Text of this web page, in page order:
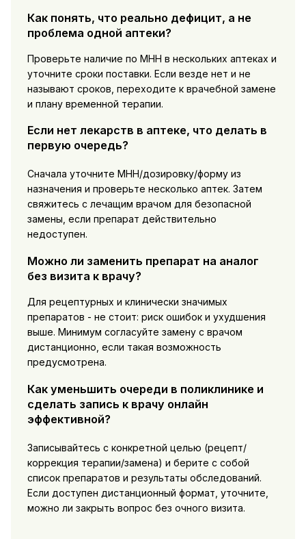
Как понять, что реально дефицит, а не
проблема одной аптеки?
Проверьте наличие по МНН в нескольких аптеках и
уточните сроки поставки. Если везде нет и не
называют сроков, переходите к врачебной замене
и плану временной терапии.
Если нет лекарств в аптеке, что делать в
первую очередь?
Сначала уточните МНН/дозировку/форму из
назначения и проверьте несколько аптек. Затем
свяжитесь с лечащим врачом для безопасной
замены, если препарат действительно
недоступен.
Можно ли заменить препарат на аналог
без визита к врачу?
Для рецептурных и клинически значимых
препаратов - не стоит: риск ошибок и ухудшения
выше. Минимум согласуйте замену с врачом
дистанционно, если такая возможность
предусмотрена.
Как уменьшить очереди в поликлинике и
сделать запись к врачу онлайн
эффективной?
Записывайтесь с конкретной целью (рецепт/
коррекция терапии/замена) и берите с собой
список препаратов и результаты обследований.
Если доступен дистанционный формат, уточните,
можно ли закрыть вопрос без очного визита.